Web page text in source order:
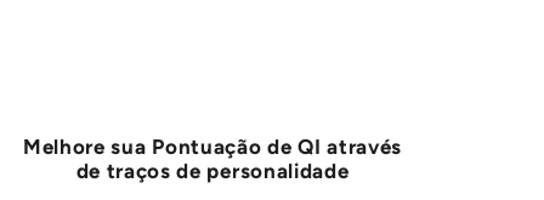
Melhore sua Pontuação de QI através
de traços de personalidade